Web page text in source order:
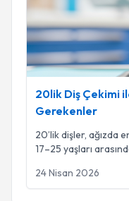
20lik Diş Çekimi
Gerekenler
20’lik dişler, ağızda
17–25 yaşları
24 Nisan 2026